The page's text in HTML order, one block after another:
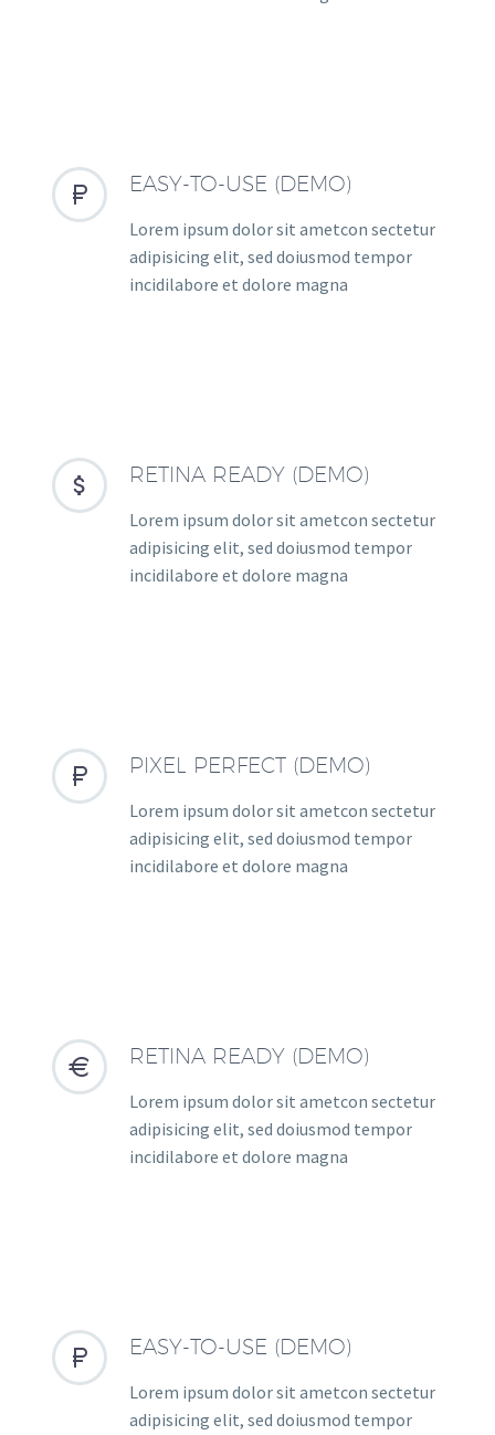

 EASY-TO-USE (DEMO)
Lorem ipsum dolor sit ametcon sectetur
adipisicing elit, sed doiusmod tempor
incidilabore et dolore magna

 RETINA READY (DEMO)
Lorem ipsum dolor sit ametcon sectetur
adipisicing elit, sed doiusmod tempor
incidilabore et dolore magna

 PIXEL PERFECT (DEMO)
Lorem ipsum dolor sit ametcon sectetur
adipisicing elit, sed doiusmod tempor
incidilabore et dolore magna

 RETINA READY (DEMO)
Lorem ipsum dolor sit ametcon sectetur
adipisicing elit, sed doiusmod tempor
incidilabore et dolore magna

 EASY-TO-USE (DEMO)
Lorem ipsum dolor sit ametcon sectetur
adipisicing elit, sed doiusmod tempor